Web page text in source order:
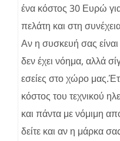
ένα κόστος 30 Ευρώ
πελάτη και στη
Αν η συσκευή σας
δεν έχει νόημα, αλλά
εσείες στο χώρο
κόστος του τεχνικού
και πάντα με νόμιμη
δείτε και αν η μάρκα